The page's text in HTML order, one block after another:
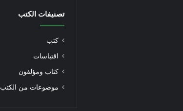
تصنيفات الكتب
كتب
اقتباسات
كتاب ومؤلفون
موضوعات من الكتب